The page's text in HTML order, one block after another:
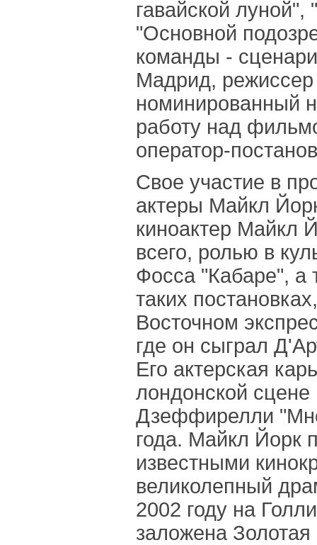
гавайской
"Основной
команды -
Мадрид,
номинированный
работу над
оператор-
Свое участие в
актеры Майкл
киноактер Майкл
всего, ролью в
Фосса "Кабаре", а
таких
Восточном
где он сыграл
Его актерская
лондонской сцене
Дзеффирелли
года. Майкл Йорк
известными
великолепный
2002 году на
заложена